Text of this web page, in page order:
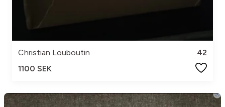
Christian Louboutin
42
1100 SEK